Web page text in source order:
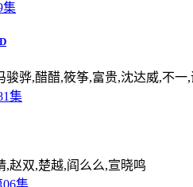
集
骏骅,醋醋,筱筝,富贵,沈达威,不一
集
,赵双,楚越,阎么么,宣晓鸣
06集